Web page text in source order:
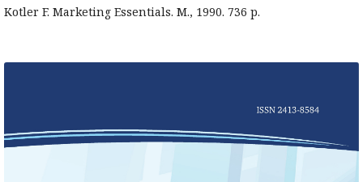
Kotler F. Marketing Essentials. М., 1990. 736 p.